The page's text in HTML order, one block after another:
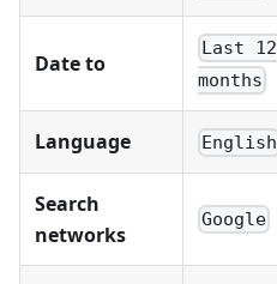
Date to
Last 12
months
Language English
Search
networks
Google